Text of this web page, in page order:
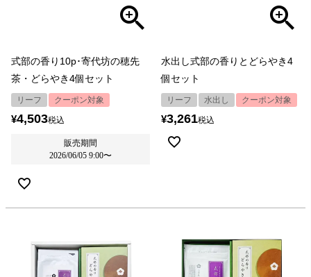
式部の香り10p･寄代坊の穂先
茶・どらやき4個セット
リーフ クーポン対象
¥4,503税込
販売期間
2026/06/05 9:00〜
水出し式部の香りとどらやき4
個セット
リーフ 水出し クーポン対象
¥3,261税込